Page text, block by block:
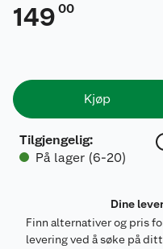
149 00
Kjøp
Tilgjengelig:
På lager (6-20)
Dine
Finn alternativer og pris
levering ved å søke på ditt